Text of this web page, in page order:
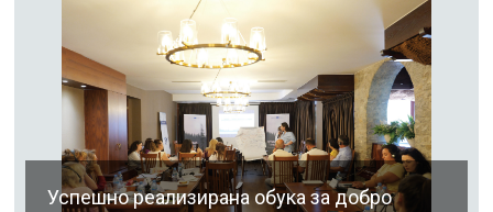
Успешно реализирана обука за добро